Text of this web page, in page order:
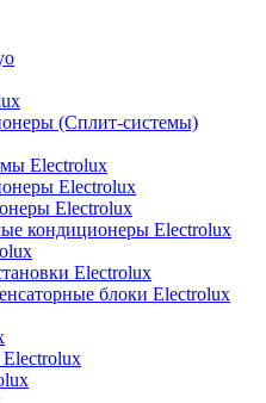
(Сплит-системы)
Electrolux
Electrolux
Electrolux
кондиционеры Electrolux
Electrolux
блоки Electrolux